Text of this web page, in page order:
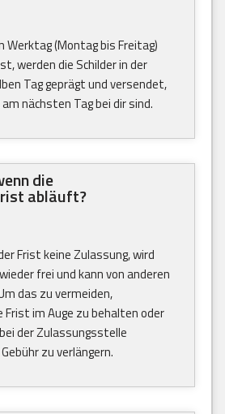
Werktag (Montag bis Freitag)
werden die Schilder in der
Tag geprägt und versendet,
nächsten Tag bei dir sind.
die
abläuft?
Frist keine Zulassung, wird
frei und kann von anderen
das zu vermeiden,
Frist im Auge zu behalten oder
der Zulassungsstelle
zu verlängern.